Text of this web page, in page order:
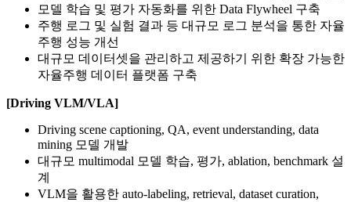
모델 학습 및 평가 자동화를 위한 Data Flywheel 구축
주행 로그 및 실험 결과 등 대규모 로그 분석을 통한 자율
주행 성능 개선
대규모 데이터셋을 관리하고 제공하기 위한 확장 가능한
자율주행 데이터 플랫폼 구축
[Driving VLM/VLA]
Driving scene captioning, QA, event understanding, data
mining 모델 개발
대규모 multimodal 모델 학습, 평가, ablation, benchmark 설
계
VLM을 활용한 auto-labeling, retrieval, dataset curation,